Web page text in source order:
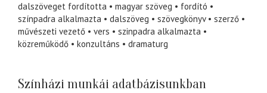
dalszöveget fordította magyar szöveg
fordító
színpadra alkalmazta
dalszöveg szövegkönyv
szerző
művészeti vezető
vers
szinpadra alkalmazta
közreműködő
konzultáns dramaturg
Színházi munkái adatbázisunkban